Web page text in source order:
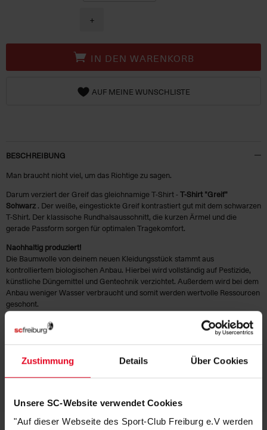
Zustimmung Details Über Cookies
Unsere SC-Website verwendet Cookies
"Auf dieser Webseite des Sport-Club Freiburg e.V werden
+
IN DEN WARENKORB
AUF MEINE WUNSCHLISTE
BESCHREIBUNG
Man braucht nicht viel, um das Richtige zu sagen.
Darum verziert der Greif das gleichnamige T-Shirt -T-Shirt "Greif"
Schwarz . Der weiße, eingestickte Greif kontrastiert gut mit dem schwarzen
T-Shirt. Der klassische Rundhalsausschnitt, die kurzen Ärmel und die
gerade Passform sorgen für optimalen Tragekomfort.
Nachhaltig produziert!
Die Baumwolle von deinem neuen Kleidungsstück stammt aus
kontrolliertem biologischen Anbau. Hierbei wird vollständig auf Pestizide,
künstliche Düngemittel und Gentechnik verzichtet. Außerdem wird bei dem
Anbau weniger Wasser verbraucht und somit werden wertvolle Ressourcen
geschont.
KUNDENBEWERTUNGEN (9)
Artikelnummer: 24-100027